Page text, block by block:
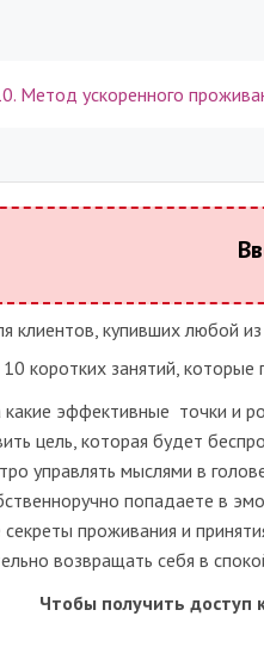
ускоренного проживания
клиентов, купивших любой из
коротких занятий,
эффективные точки и
цель, которая будет
управлять мыслями в
попадаете в
проживания и
возвращать себя в
Чтобы получить доступ